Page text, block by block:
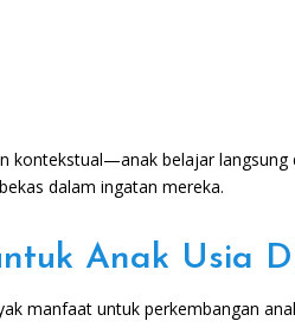
kontekstual—anak belajar langsung
dalam ingatan mereka.
Anak Usia
manfaat untuk perkembangan